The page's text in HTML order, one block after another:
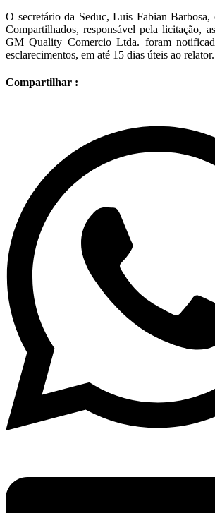
O secretário da Seduc, Luis Fabian Barbosa,
Compartilhados, responsável pela licitação,
GM Quality Comercio Ltda. foram
esclarecimentos, em até 15 dias úteis ao relator.
Compartilhar :